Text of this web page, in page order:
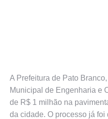
A Prefeitura de Pato
Municipal de Engenharia e
de R$ 1 milhão na
da cidade. O processo já